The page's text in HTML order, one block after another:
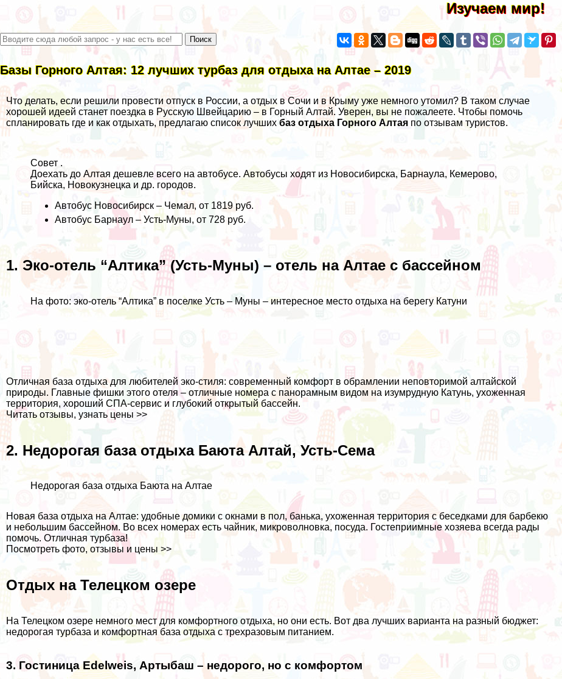
Изучаем мир!
Базы Горного Алтая: 12 лучших турбаз для отдыха на Алтае – 2019
Что делать, если решили провести отпуск в России, аотдых в Сочи и в Крыму уже немного утомил? В таком случае
хорошей идеей станет поездка в Русскую Швейцарию – в Горный Алтай. Уверен, вы не пожалеете. Чтобы помочь
спланировать где и как отдыхать, предлагаю список лучшихбаз отдыха Горного Алтая по отзывам туристов.
Совет .
Доехать до Алтая дешевле всего на автобусе. Автобусы ходят из Новосибирска, Барнаула, Кемерово,
Бийска, Новокузнецка и др. городов.
Автобус Новосибирск – Чемал, от 1819 руб.
Автобус Барнаул – Усть-Муны, от 728 руб.
1. Эко-отель “Алтика” (Усть-Муны) – отель на Алтае с бассейном
На фото: эко-отель “Алтика” в поселке Усть – Муны – интересное место отдыха на берегу Катуни
Отличная база отдыха для любителей эко-стиля: современный комфорт в обрамлении неповторимой алтайской
природы. Главные фишки этого отеля – отличные номера с панорамным видом на изумрудную Катунь, ухоженная
территория, хороший СПА-сервис и глубокий открытый бассейн.
Читать отзывы, узнать цены >>
2. Недорогая база отдыха Баюта Алтай, Усть-Сема
Недорогая база отдыха Баюта на Алтае
Новая база отдыха на Алтае: удобные домики с окнами в пол, банька, ухоженная территория с беседками для барбекю
и небольшим бассейном. Во всех номерах есть чайник, микроволновка, посуда. Гостеприимные хозяева всегда рады
помочь. Отличная турбаза!
Посмотреть фото, отзывы и цены >>
Отдых на Телецком озере
На Телецком озере немного мест для комфортного отдыха, но они есть. Вот два лучших варианта на разный бюджет:
недорогая турбаза и комфортная база отдыха с трехразовым питанием.
3. Гостиница Edelweis, Артыбаш – недорого, но с комфортом